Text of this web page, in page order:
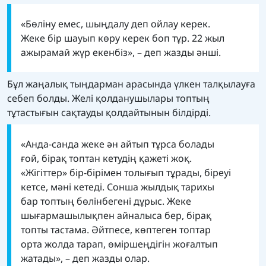
«Бөліну емес, шыңдалу деп ойлау керек.
Жеке бір шауып көру керек боп тұр. 22 жыл
ажырамай жүр екенбіз», – деп жазды әнші.
Бұл жаңалық тыңдарман арасында үлкен талқылауға
себеп болды. Желі қолданушылары топтың
тұтастығын сақтауды қолдайтынын білдірді.
«Анда-санда жеке ән айтып тұрса болады
ғой, бірақ топтан кетудің қажеті жоқ.
«Жігіттер» бір-бірімен толығып тұрады, біреуі
кетсе, мәні кетеді. Сонша жылдық тарихы
бар топтың бөлінбегені дұрыс. Жеке
шығармашылықпен айналыса бер, бірақ
топты тастама. Әйтпесе, көптеген топтар
орта жолда тарап, өміршеңдігін жоғалтып
жатады», – деп жазды олар.